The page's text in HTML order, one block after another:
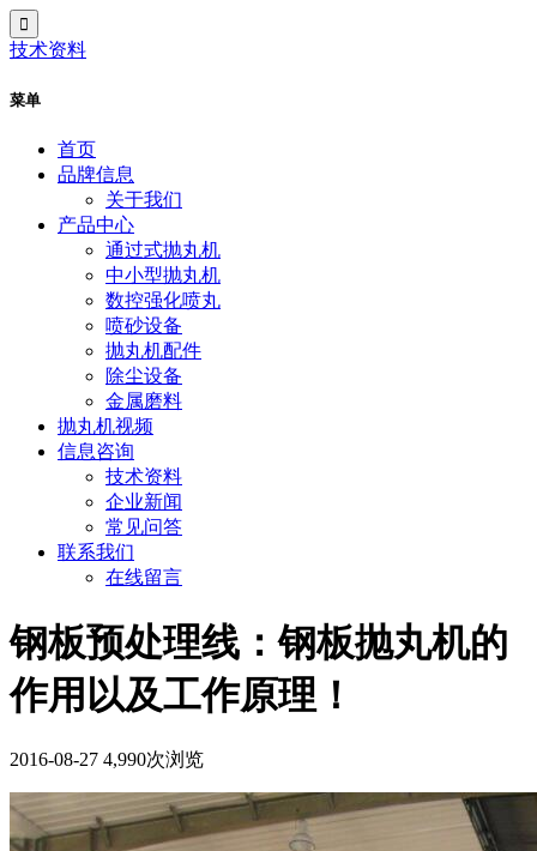
技术资料
菜单
首页
品牌信息
关于我们
产品中心
通过式抛丸机
中小型抛丸机
数控强化喷丸
喷砂设备
抛丸机配件
除尘设备
金属磨料
抛丸机视频
信息咨询
技术资料
企业新闻
常见问答
联系我们
在线留言
钢板预处理线：钢板抛丸机的
作用以及工作原理！
2016-08-27 4,990次浏览